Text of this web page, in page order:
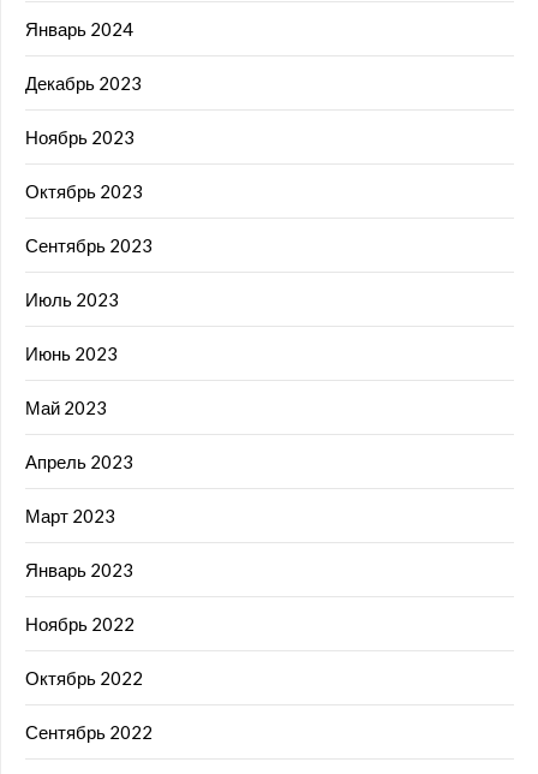
Январь 2024
Декабрь 2023
Ноябрь 2023
Октябрь 2023
Сентябрь 2023
Июль 2023
Июнь 2023
Май 2023
Апрель 2023
Март 2023
Январь 2023
Ноябрь 2022
Октябрь 2022
Сентябрь 2022